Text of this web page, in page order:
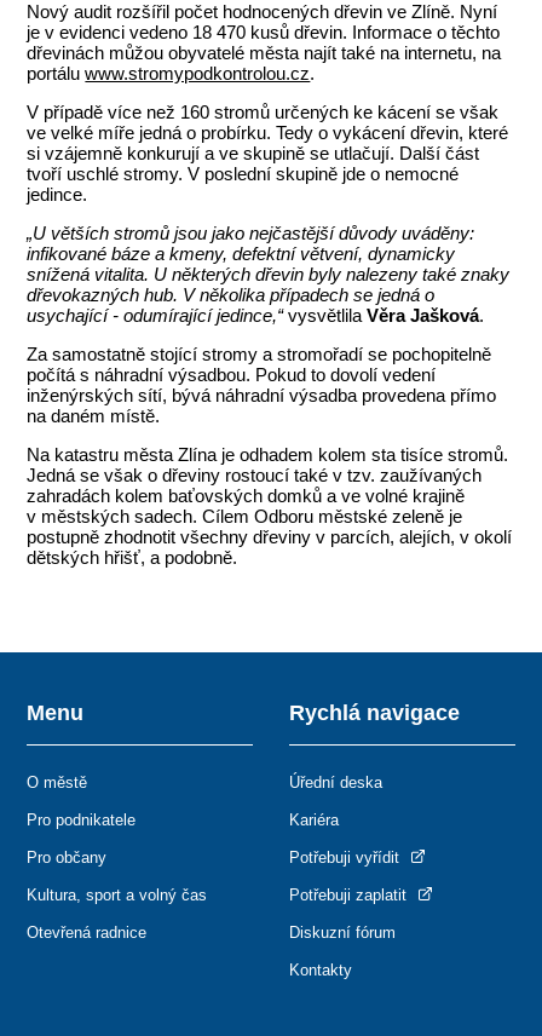
Nový audit rozšířil počet hodnocených dřevin ve Zlíně. Nyní
je v evidenci vedeno 18 470 kusů dřevin. Informace o těchto
dřevinách můžou obyvatelé města najít také na internetu, na
portáluwww.stromypodkontrolou.cz.
V případě více než 160 stromů určených ke kácení se však
ve velké míře jedná o probírku. Tedy o vykácení dřevin, které
si vzájemně konkurují a ve skupině se utlačují. Další část
tvoří uschlé stromy. V poslední skupině jde o nemocné
jedince.
„U větších stromů jsou jako nejčastější důvody uváděny:
infikované báze a kmeny, defektní větvení, dynamicky
snížená vitalita. U některých dřevin byly nalezeny také znaky
dřevokazných hub. V několika případech se jedná o
usychající - odumírající jedince,“vysvětlilaVěra Jašková.
Za samostatně stojící stromy a stromořadí se pochopitelně
počítá s náhradní výsadbou. Pokud to dovolí vedení
inženýrských sítí, bývá náhradní výsadba provedena přímo
na daném místě.
Na katastru města Zlína je odhadem kolem sta tisíce stromů.
Jedná se však o dřeviny rostoucí také v tzv. zaužívaných
zahradách kolem baťovských domků a ve volné krajině
v městských sadech. Cílem Odboru městské zeleně je
postupně zhodnotit všechny dřeviny v parcích, alejích, v okolí
dětských hřišť, a podobně.
Menu
O městě
Pro podnikatele
Pro občany
Kultura, sport a volný čas
Otevřená radnice
Rychlá navigace
Úřední deska
Kariéra
Potřebuji vyřídit
Potřebuji zaplatit
Diskuzní fórum
Kontakty